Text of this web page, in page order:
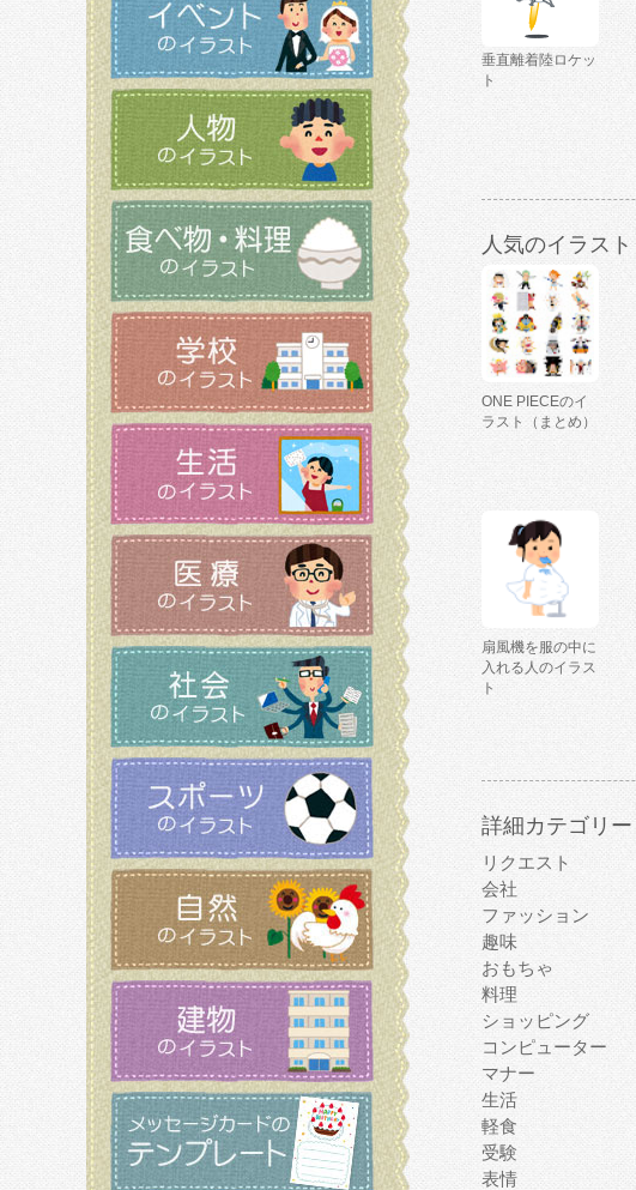
垂直離着陸ロケッ
ト
人気のイラスト
ONE PIECEのイ
ラスト（まとめ）
扇風機を服の中に
入れる人のイラス
ト
詳細カテゴリー
リクエスト
会社
ファッション
趣味
おもちゃ
料理
ショッピング
コンピューター
マナー
生活
軽食
受験
表情